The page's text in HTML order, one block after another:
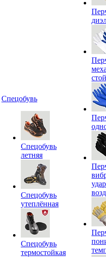
Спецобувь
Спецобувь
летняя
Спецобувь
утеплённая
Спецобувь
термостойкая